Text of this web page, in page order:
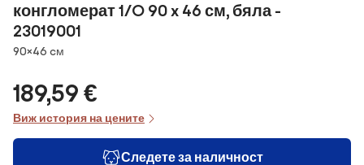
конгломерат 1/O 90 x 46 см, бяла -
23019001
Размери
90×46 cм
189,59 €
Виж история на цените
Следете за наличност